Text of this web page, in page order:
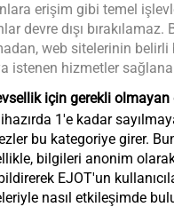
erişim gibi temel
devre dışı bırakılamaz.
web sitelerinin belirli
istenen hizmetler
için gerekli olmayan
1'e kadar
bu kategoriye girer.
bilgileri anonim
EJOT'un
nasıl etkileşimde